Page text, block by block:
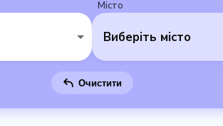
Місто
Виберіть місто
Очистити